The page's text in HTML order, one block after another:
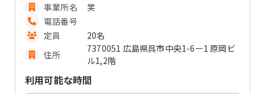
事業所名
笑
電話番号
定員
20名
住所
7370051 広島県呉市中央1-6ー1 原岡ビ
ル1,2階
利用可能な時間